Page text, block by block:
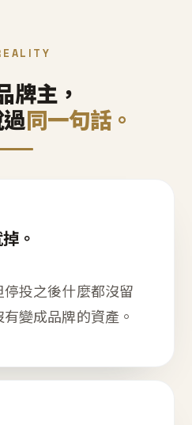
牌主，
同一句話。
。
投之後什麼都沒留
變成品牌的資產。